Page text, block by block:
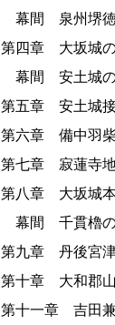
幕間 泉州堺徳
第四章 大坂城
幕間 安土城の
第五章 安土城
第六章 備中羽
第七章 寂蓮寺
第八章 大坂城
幕間 千貫櫓
第九章 丹後宮
第十章 大和郡
第十一章 吉田